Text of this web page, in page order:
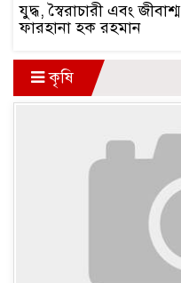
যুদ্ধ, স্বৈরাচারী এবং
ফারহানা হক রহমান
কৃষি